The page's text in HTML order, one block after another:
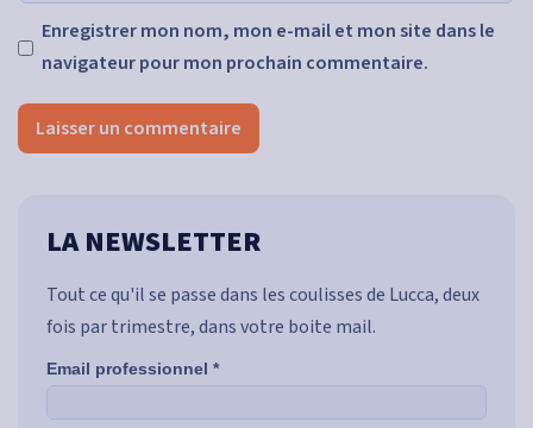
Enregistrer mon nom, mon e-mail et mon site dans le
navigateur pour mon prochain commentaire.
LA NEWSLETTER
Tout ce qu'il se passe dans les coulisses de Lucca, deux
fois par trimestre, dans votre boite mail.